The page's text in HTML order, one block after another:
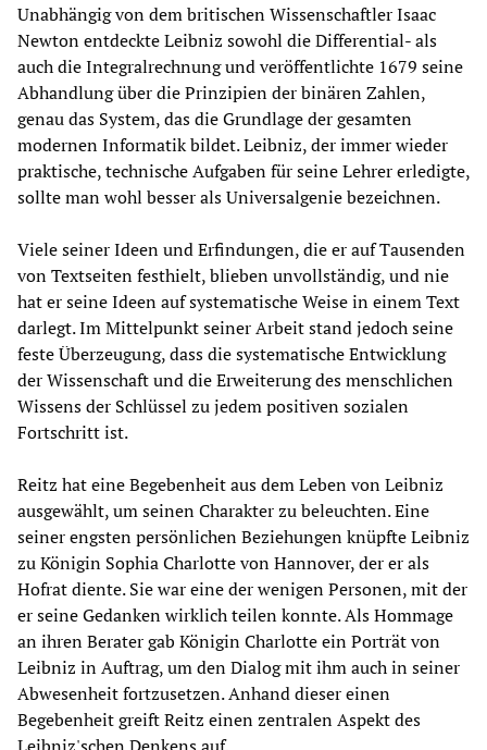
Unabhängig von dem britischen Wissenschaftler Isaac
Newton entdeckte Leibniz sowohl die Differential- als
auch die Integralrechnung und veröffentlichte 1679 seine
Abhandlung über die Prinzipien der binären Zahlen,
genau das System, das die Grundlage der gesamten
modernen Informatik bildet. Leibniz, der immer wieder
praktische, technische Aufgaben für seine Lehrer erledigte,
sollte man wohl besser als Universalgenie bezeichnen.
Viele seiner Ideen und Erfindungen, die er auf Tausenden
von Textseiten festhielt, blieben unvollständig, und nie
hat er seine Ideen auf systematische Weise in einem Text
darlegt. Im Mittelpunkt seiner Arbeit stand jedoch seine
feste Überzeugung, dass die systematische Entwicklung
der Wissenschaft und die Erweiterung des menschlichen
Wissens der Schlüssel zu jedem positiven sozialen
Fortschritt ist.
Reitz hat eine Begebenheit aus dem Leben von Leibniz
ausgewählt, um seinen Charakter zu beleuchten. Eine
seiner engsten persönlichen Beziehungen knüpfte Leibniz
zu Königin Sophia Charlotte von Hannover, der er als
Hofrat diente. Sie war eine der wenigen Personen, mit der
er seine Gedanken wirklich teilen konnte. Als Hommage
an ihren Berater gab Königin Charlotte ein Porträt von
Leibniz in Auftrag, um den Dialog mit ihm auch in seiner
Abwesenheit fortzusetzen. Anhand dieser einen
Begebenheit greift Reitz einen zentralen Aspekt des